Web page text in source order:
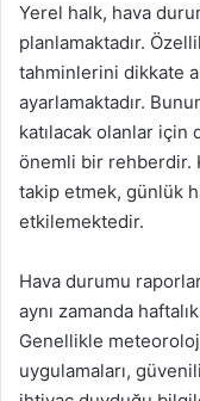
Yerel halk, hava
planlamaktadır.
tahminlerini dikkate
ayarlamaktadır.
katılacak olanlar için
önemli bir rehberdir.
takip etmek, günlük
etkilemektedir.
Hava durumu
aynı zamanda
Genellikle
uygulamaları,